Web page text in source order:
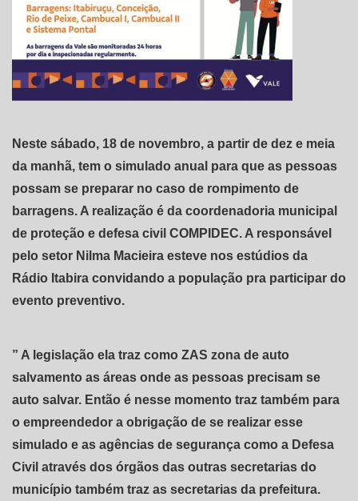
Neste sábado, 18 de novembro, a partir de dez e meia
da manhã, tem o simulado anual para que as pessoas
possam se preparar no caso de rompimento de
barragens. A realização é da coordenadoria municipal
de proteção e defesa civil COMPIDEC. A responsável
pelo setor Nilma Macieira esteve nos estúdios da
Rádio Itabira convidando a população pra participar do
evento preventivo.
” A legislação ela traz como ZAS zona de auto
salvamento as áreas onde as pessoas precisam se
auto salvar. Então é nesse momento traz também para
o empreendedor a obrigação de se realizar esse
simulado e as agências de segurança como a Defesa
Civil através dos órgãos das outras secretarias do
município também traz as secretarias da prefeitura.